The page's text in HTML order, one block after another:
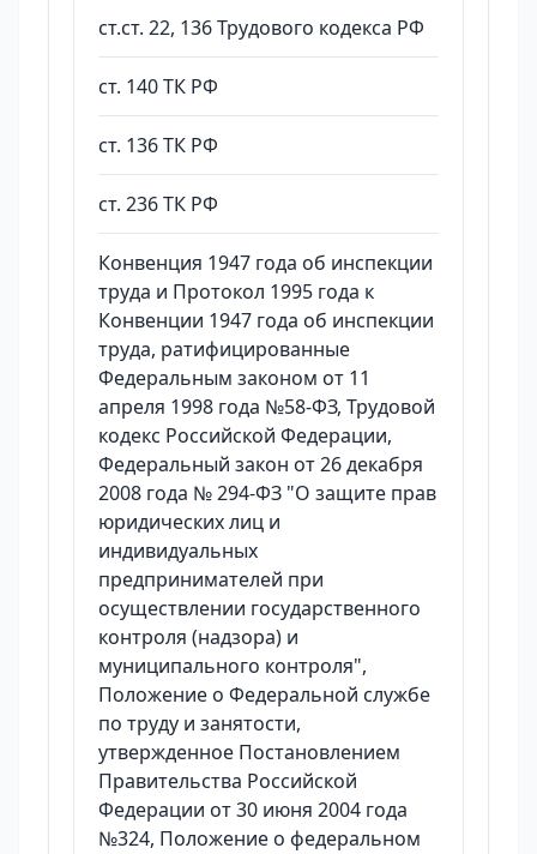
ст.ст. 22, 136 Трудового кодекса РФ
ст. 140 ТК РФ
ст. 136 ТК РФ
ст. 236 ТК РФ
Конвенция 1947 года об инспекции
труда и Протокол 1995 года к
Конвенции 1947 года об инспекции
труда, ратифицированные
Федеральным законом от 11
апреля 1998 года №58-ФЗ, Трудовой
кодекс Российской Федерации,
Федеральный закон от 26 декабря
2008 года № 294-ФЗ "О защите прав
юридических лиц и
индивидуальных
предпринимателей при
осуществлении государственного
контроля (надзора) и
муниципального контроля",
Положение о Федеральной службе
по труду и занятости,
утвержденное Постановлением
Правительства Российской
Федерации от 30 июня 2004 года
№324, Положение о федеральном